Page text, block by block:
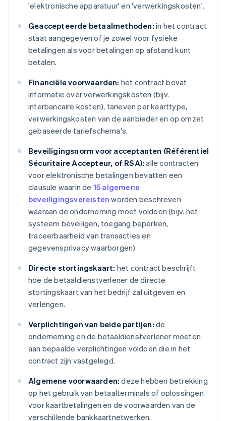
'elektronische apparatuur' en 'verwerkingskosten'.
Geaccepteerde betaalmethoden: in het contract
staat aangegeven of je zowel voor fysieke
betalingen als voor betalingen op afstand kunt
betalen.
Financiële voorwaarden: het contract bevat
informatie over verwerkingskosten (bijv.
interbancaire kosten), tarieven per kaarttype,
verwerkingskosten van de aanbieder en op omzet
gebaseerde tariefschema's.
Beveiligingsnorm voor acceptanten (Référentiel
Sécuritaire Accepteur, of RSA): alle contracten
voor elektronische betalingen bevatten een
clausule waarin de 15 algemene
beveiligingsvereisten worden beschreven
waaraan de onderneming moet voldoen (bijv. het
systeem beveiligen, toegang beperken,
traceerbaarheid van transacties en
gegevensprivacy waarborgen).
Directe stortingskaart: het contract beschrijft
hoe de betaaldienstverlener de directe
stortingskaart van het bedrijf zal uitgeven en
verlengen.
Verplichtingen van beide partijen: de
onderneming en de betaaldienstverlener moeten
aan bepaalde verplichtingen voldoen die in het
contract zijn vastgelegd.
Algemene voorwaarden: deze hebben betrekking
op het gebruik van betaalterminals of oplossingen
voor kaartbetalingen en de voorwaarden van de
verschillende bankkaartnetwerken.